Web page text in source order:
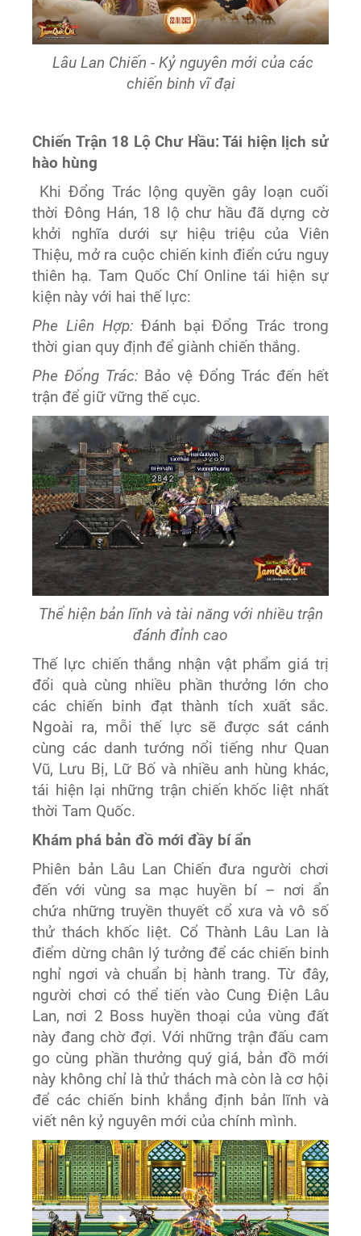
Lâu Lan Chiến - Kỷ nguyên mới của các
chiến binh vĩ đại
Chiến Trận 18 Lộ Chư Hầu: Tái hiện lịch sử
hào hùng
Khi Đổng Trác lộng quyền gây loạn cuối
thời Đông Hán, 18 lộ chư hầu đã dựng cờ
khởi nghĩa dưới sự hiệu triệu của Viên
Thiệu, mở ra cuộc chiến kinh điển cứu nguy
thiên hạ. Tam Quốc Chí Online tái hiện sự
kiện này với hai thế lực:
Phe Liên Hợp: Đánh bại Đổng Trác trong
thời gian quy định để giành chiến thắng.
Phe Đổng Trác: Bảo vệ Đổng Trác đến hết
trận để giữ vững thế cục.
Thể hiện bản lĩnh và tài năng với nhiều trận
đánh đỉnh cao
Thế lực chiến thắng nhận vật phẩm giá trị
đổi quà cùng nhiều phần thưởng lớn cho
các chiến binh đạt thành tích xuất sắc.
Ngoài ra, mỗi thế lực sẽ được sát cánh
cùng các danh tướng nổi tiếng như Quan
Vũ, Lưu Bị, Lữ Bố và nhiều anh hùng khác,
tái hiện lại những trận chiến khốc liệt nhất
thời Tam Quốc.
Khám phá bản đồ mới đầy bí ẩn
Phiên bản Lâu Lan Chiến đưa người chơi
đến với vùng sa mạc huyền bí – nơi ẩn
chứa những truyền thuyết cổ xưa và vô số
thử thách khốc liệt. Cổ Thành Lâu Lan là
điểm dừng chân lý tưởng để các chiến binh
nghỉ ngơi và chuẩn bị hành trang. Từ đây,
người chơi có thể tiến vào Cung Điện Lâu
Lan, nơi 2 Boss huyền thoại của vùng đất
này đang chờ đợi. Với những trận đấu cam
go cùng phần thưởng quý giá, bản đồ mới
này không chỉ là thử thách mà còn là cơ hội
để các chiến binh khẳng định bản lĩnh và
viết nên kỷ nguyên mới của chính mình.